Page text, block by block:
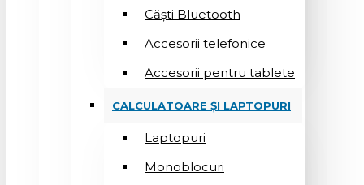
Căști Bluetooth
Accesorii telefonice
Accesorii pentru tablete
CALCULATOARE ȘI LAPTOPURI
Laptopuri
Monoblocuri